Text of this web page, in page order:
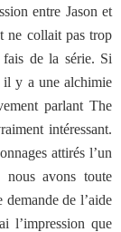
entre Jason et
ne collait pas trop
fais de la série. Si
il y a une alchimie
parlant The
intéressant.
attirés l’un
nous avons toute
de l’aide
l’impression que